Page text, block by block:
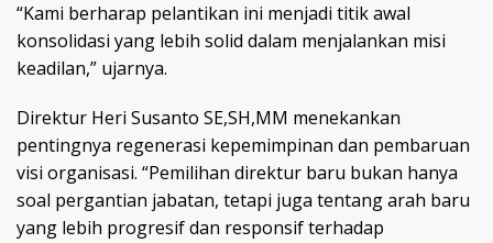
“Kami berharap pelantikan ini menjadi titik awal
konsolidasi yang lebih solid dalam menjalankan misi
keadilan,” ujarnya.
Direktur Heri Susanto SE,SH,MM menekankan
pentingnya regenerasi kepemimpinan dan pembaruan
visi organisasi. “Pemilihan direktur baru bukan hanya
soal pergantian jabatan, tetapi juga tentang arah baru
yang lebih progresif dan responsif terhadap